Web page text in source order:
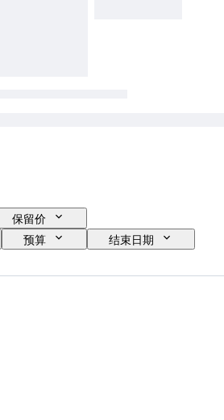
保留价
预算
结束日期